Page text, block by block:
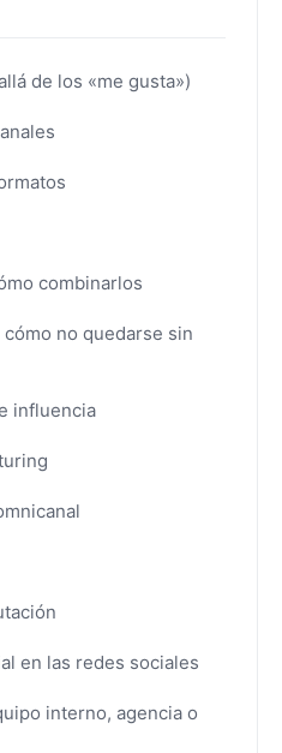
de los «me gusta»)
combinarlos
no quedarse sin
influencia
en las redes sociales
interno, agencia o